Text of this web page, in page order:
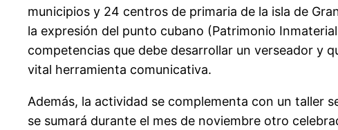
municipios y 24 centros de primaria de la isla de
la expresión del punto cubano (Patrimonio
competencias que debe desarrollar un verseador y
vital herramienta comunicativa.
Además, la actividad se complementa con un taller
se sumará durante el mes de noviembre otro